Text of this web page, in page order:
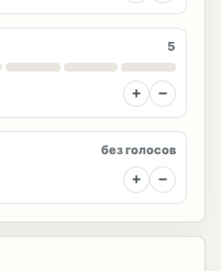
5
+ −
без голосов
+ −